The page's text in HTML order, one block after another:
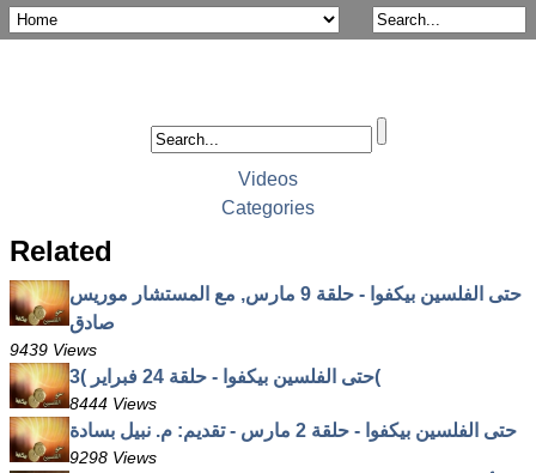
Videos
Categories
Related
حتى الفلسين بيكفوا - حلقة 9 مارس, مع المستشار موريس
صادق
9439 Views
حتى الفلسين بيكفوا - حلقة 24 فبراير )3(
8444 Views
حتى الفلسين بيكفوا - حلقة 2 مارس - تقديم: م. نبيل بسادة
9298 Views